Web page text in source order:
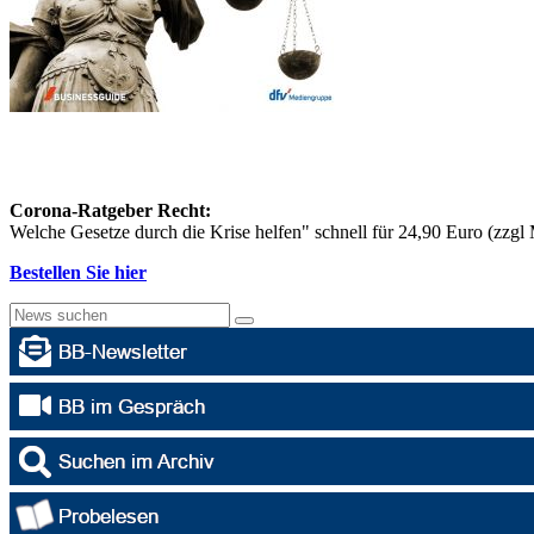
Corona-Ratgeber Recht:
Welche Gesetze durch die Krise helfen" schnell für 24,90 Euro (zzgl
Bestellen Sie hier